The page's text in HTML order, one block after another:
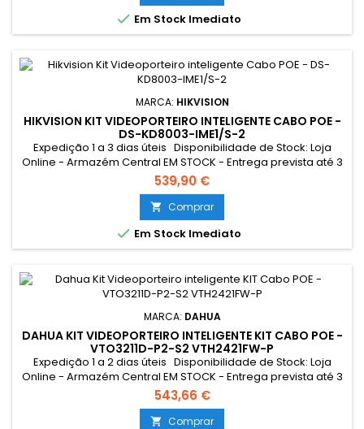
 Em Stock Imediato
MARCA: HIKVISION
HIKVISION KIT VIDEOPORTEIRO INTELIGENTE CABO POE -
DS-KD8003-IME1/S-2
Expedição 1 a 3 dias úteis Disponibilidade de Stock: Loja
Online - Armazém Central EM STOCK - Entrega prevista até 3
dias úteis Loja Braga - Rua António Fernandes Ferreira
Gomes SEM STOCK - Por encomenda - chegada até 2 dias
úteis Resumo: *Conexão Monitor e Intercomunicador
Exterior: Cabo UTP POE Tocaram à campainha quando não
estava em...
539,90 €
 Comprar
 Em Stock Imediato
MARCA: DAHUA
DAHUA KIT VIDEOPORTEIRO INTELIGENTE KIT CABO POE -
VTO3211D-P2-S2 VTH2421FW-P
Expedição 1 a 2 dias úteis Disponibilidade de Stock: Loja
Online - Armazém Central EM STOCK - Entrega prevista até 3
dias úteis Loja Braga - Rua António Fernandes Ferreira
Gomes EM STOCK
543,66 €
 Comprar